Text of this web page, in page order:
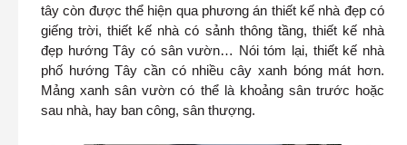
tây còn được thể hiện qua phương án thiết kế nhà đẹp có
giếng trời, thiết kế nhà có sảnh thông tầng, thiết kế nhà
đẹp hướng Tây có sân vườn… Nói tóm lại, thiết kế nhà
phố hướng Tây cần có nhiều cây xanh bóng mát hơn.
Mảng xanh sân vườn có thể là khoảng sân trước hoặc
sau nhà, hay ban công, sân thượng.